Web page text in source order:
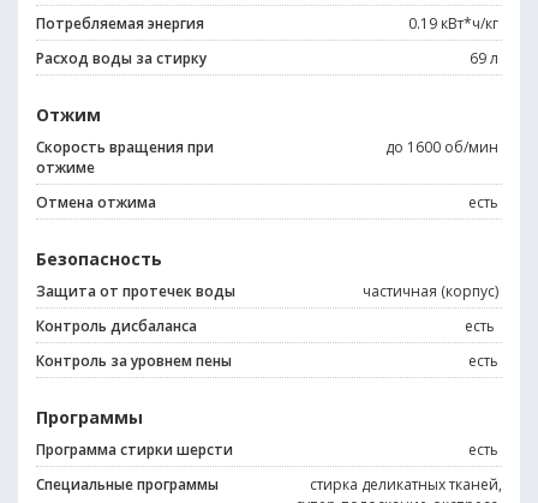
Потребляемая энергия
0.19 кВт*ч/кг
Расход воды за стирку
69 л
Отжим
Скорость вращения при
отжиме
до 1600 об/мин
Отмена отжима есть
Безопасность
Защита от протечек воды
частичная (корпус)
Контроль дисбаланса
есть
Контроль за уровнем пены
есть
Программы
Программа стирки шерсти
есть
Специальные программы
стирка деликатных тканей,